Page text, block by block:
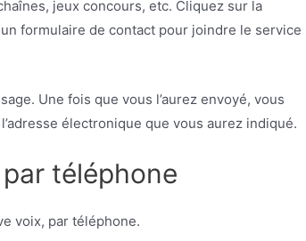
jeux concours, etc. Cliquez sur la
formulaire de contact pour joindre le service
Une fois que vous l’aurez envoyé, vous
électronique que vous aurez indiqué.
téléphone
voix, par téléphone.